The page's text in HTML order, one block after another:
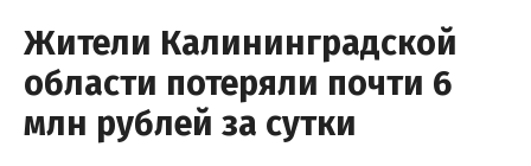
Жители Калининградской
области потеряли почти 6
млн рублей за сутки